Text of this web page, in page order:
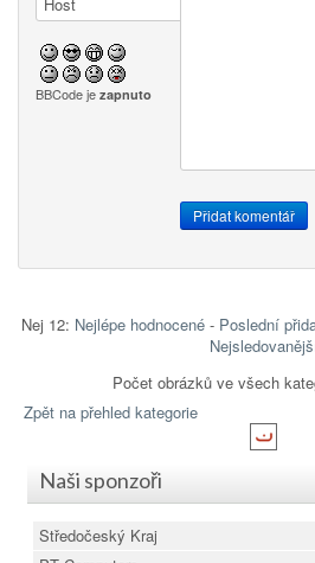
BBCode je zapnuto
Nej 12: Nejlépe hodnocené- Poslední
Počet obrázků ve všech
Zpět na přehled kategorie
Naši sponzoři
Středočeský Kraj